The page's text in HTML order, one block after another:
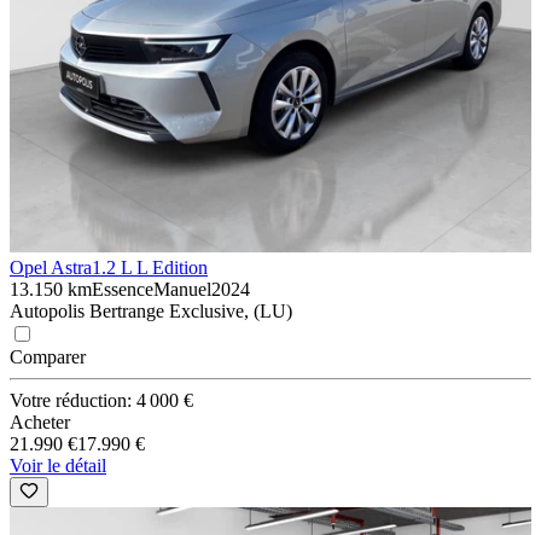
Opel Astra1.2 L L Edition
13.150 kmEssenceManuel2024
Autopolis Bertrange Exclusive, (LU)
Comparer
Votre réduction: 4 000 €
Acheter
21.990 €17.990 €
Voir le détail